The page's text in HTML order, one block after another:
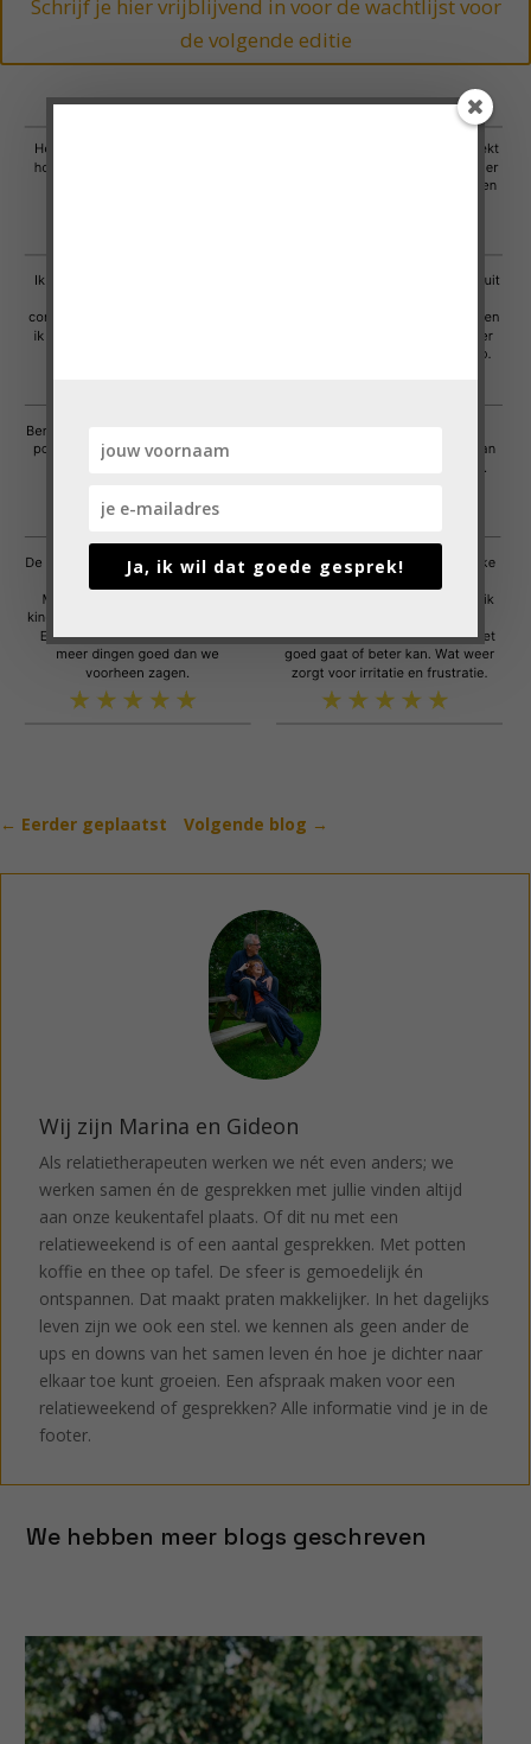
Schrijf je hier vrijblijvend in voor de wachtlijst voor
de volgende editie
← Eerder geplaatst Volgende blog →
Wij zijn Marina en Gideon
Als relatietherapeuten werken we nét even anders; we
werken samen én de gesprekken met jullie vinden altijd
aan onze keukentafel plaats. Of dit nu met een
relatieweekend is of een aantal gesprekken. Met potten
koffie en thee op tafel. De sfeer is gemoedelijk én
ontspannen. Dat maakt praten makkelijker. In het dagelijks
leven zijn we ook een stel. we kennen als geen ander de
ups en downs van het samen leven én hoe je dichter naar
elkaar toe kunt groeien. Een afspraak maken voor een
relatieweekend of gesprekken? Alle informatie vind je in de
footer.
We hebben meer blogs geschreven
Ja, ik wil dat goede gesprek!